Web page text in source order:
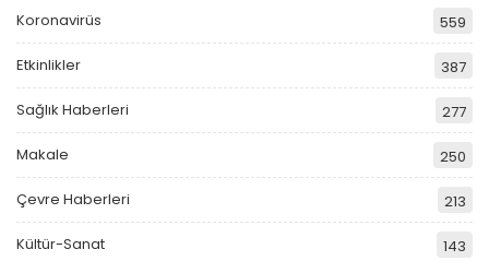
Koronavirüs 559
Etkinlikler 387
Sağlık Haberleri 277
Makale 250
Çevre Haberleri 213
Kültür-Sanat 143